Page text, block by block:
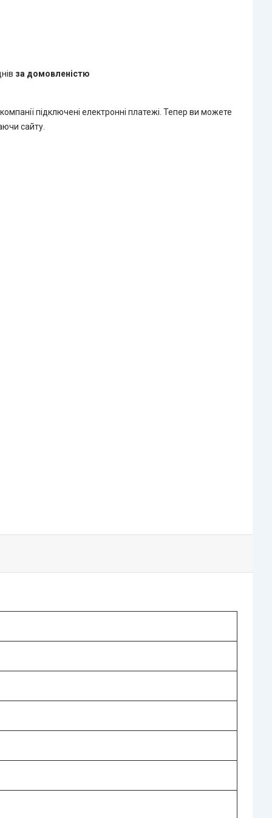
за домовленістю
підключені електронні платежі. Тепер ви можете
сайту.